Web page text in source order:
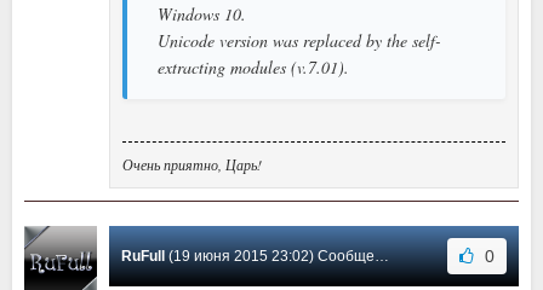
Windows 10.
Unicode version was replaced by the self-
extracting modules (v.7.01).
Очень приятно, Царь!
RuFull(19 июня 2015 23:02) Сообщение #27 0